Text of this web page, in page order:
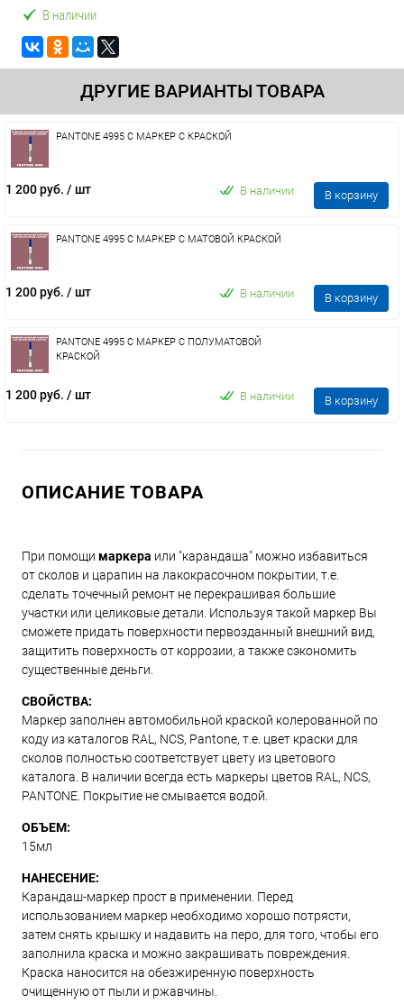
В наличии
ДРУГИЕ ВАРИАНТЫ ТОВАРА
PANTONE 4995 C МАРКЕР С КРАСКОЙ
1 200 руб. / шт В наличии В корзину
PANTONE 4995 C МАРКЕР С МАТОВОЙ КРАСКОЙ
1 200 руб. / шт В наличии В корзину
PANTONE 4995 C МАРКЕР С ПОЛУМАТОВОЙ
КРАСКОЙ
1 200 руб. / шт В наличии В корзину
ОПИСАНИЕ ТОВАРА
При помощи маркера или "карандаша" можно избавиться
от сколов и царапин на лакокрасочном покрытии, т.е.
сделать точечный ремонт не перекрашивая большие
участки или целиковые детали. Используя такой маркер Вы
сможете придать поверхности первозданный внешний вид,
защитить поверхность от коррозии, а также сэкономить
существенные деньги.
СВОЙСТВА:
Маркер заполнен автомобильной краской колерованной по
коду из каталогов RAL, NCS, Pantone, т.е. цвет краски для
сколов полностью соответствует цвету из цветового
каталога. В наличии всегда есть маркеры цветов RAL, NCS,
PANTONE. Покрытие не смывается водой.
ОБЪЕМ:
15мл
НАНЕСЕНИЕ:
Карандаш-маркер прост в применении. Перед
использованием маркер необходимо хорошо потрясти,
затем снять крышку и надавить на перо, для того, чтобы его
заполнила краска и можно закрашивать повреждения.
Краска наносится на обезжиренную поверхность
очищенную от пыли и ржавчины.